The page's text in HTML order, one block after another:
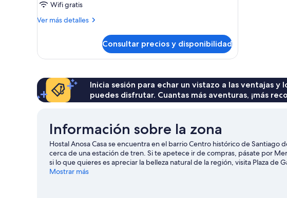
en
primera
cama
grande
2
individuales
Wifi gratis
Ver más detalles
Más
superior
planta.
1
cama
individuales
Consultar precios y disponibilidad
Inicia sesión para echar un vistazo a las ventajas y
puedes disfrutar. Cuantas más aventuras, ¡más
Información sobre la zona
Hostal Anosa Casa se encuentra en el barrio Centro histórico de Santiago
cerca de una estación de tren. Si te apetece ir de compras, pásate por
si lo que quieres es apreciar la belleza natural de la región, visita Plaza de
de un evento especial? Puedes consultar el calendario de Multiusos
Mostrar más